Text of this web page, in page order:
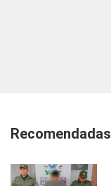
Recomendadas